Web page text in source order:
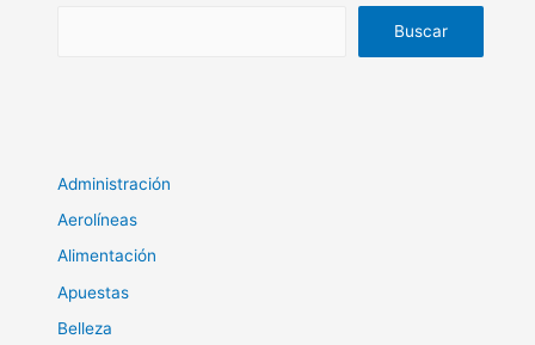
Buscar
Administración
Aerolíneas
Alimentación
Apuestas
Belleza